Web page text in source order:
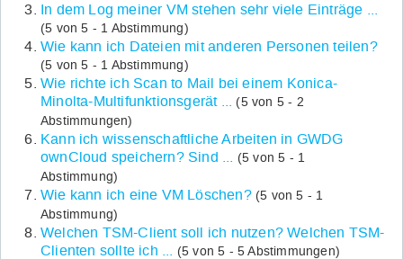
In dem Log meiner VM stehen sehr viele Einträge ...
(5 von 5 - 1 Abstimmung)
Wie kann ich Dateien mit anderen Personen teilen?
(5 von 5 - 1 Abstimmung)
Wie richte ich Scan to Mail bei einem Konica-
Minolta-Multifunktionsgerät ...
(5 von 5 - 2
Abstimmungen)
Kann ich wissenschaftliche Arbeiten in GWDG
ownCloud speichern? Sind ...
(5 von 5 - 1
Abstimmung)
Wie kann ich eine VM Löschen? (5 von 5 - 1
Abstimmung)
Welchen TSM-Client soll ich nutzen? Welchen TSM-
Clienten sollte ich ...
(5 von 5 - 5 Abstimmungen)